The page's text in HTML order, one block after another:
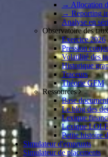
→ Allocation
→ Reporting
Analyse en
Observatoire des
Exercice 2026
Pression
Volatilité des
Historique
Traceurs
Théorie GFM
Ressources
Base
Le blog des
Lexique
Lexique LOLF
Petite histoire
Simulateur d'emprunts
Simulateur de placements